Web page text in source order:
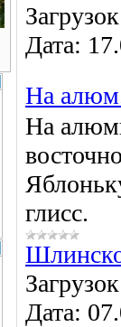
Дата:
На алюм.
На
глисс.
Дата: